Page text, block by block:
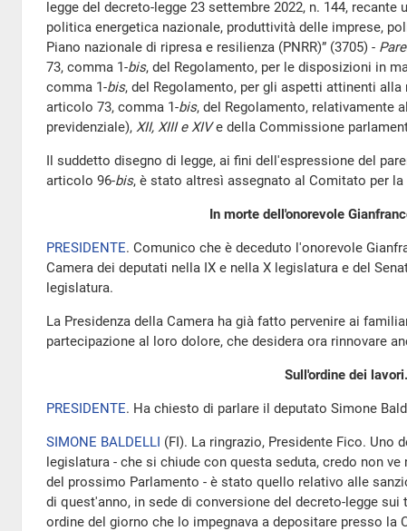
legge del decreto-legge 23 settembre 2022, n. 144,
politica energetica nazionale, produttività delle imprese,
Piano nazionale di ripresa e resilienza (PNRR)” (3705) -
73, comma 1-bis, del Regolamento, per le disposizioni in
comma 1-bis, del Regolamento, per gli aspetti attinenti
articolo 73, comma 1-bis, del Regolamento, relativamente
previdenziale), XII, XIII e XIVe della Commissione
Il suddetto disegno di legge, ai fini dell'espressione del
articolo 96-bis, è stato altresì assegnato al Comitato per la
In morte dell'onorevole
PRESIDENTE. Comunico che è deceduto l'onorevole
Camera dei deputati nella IX e nella X legislatura e del
legislatura.
La Presidenza della Camera ha già fatto pervenire ai
partecipazione al loro dolore, che desidera ora rinnovare
Sull'ordine dei lavori.
PRESIDENTE. Ha chiesto di parlare il deputato Simone
SIMONE BALDELLI (FI). La ringrazio, Presidente Fico. Uno
legislatura - che si chiude con questa seduta, credo non
del prossimo Parlamento - è stato quello relativo alle
di quest'anno, in sede di conversione del decreto-legge
ordine del giorno che lo impegnava a depositare presso la